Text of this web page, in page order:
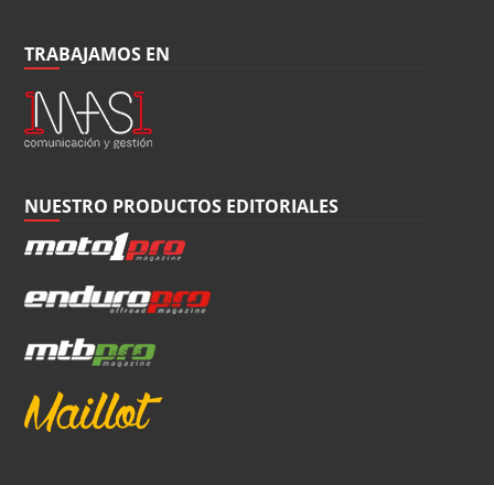
TRABAJAMOS EN
NUESTRO PRODUCTOS EDITORIALES